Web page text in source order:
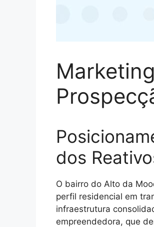
dos
O bairro do Alto da
perfil residencial em
infraestrutura
empreendedora, que